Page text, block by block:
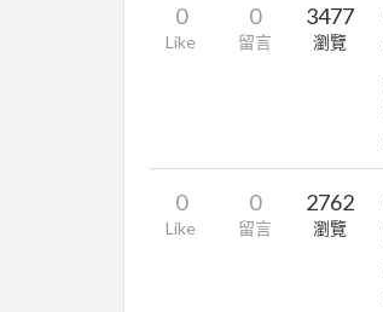
0
Like
0
留言
3477
瀏覽
0
Like
0
留言
2762
瀏覽